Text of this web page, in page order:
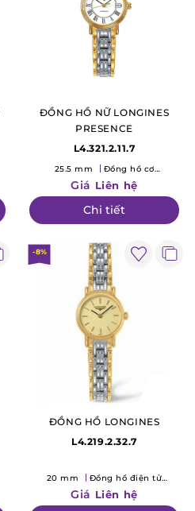
ĐỒNG HỒ NỮ LONGINES
PRESENCE
L4.321.2.11.7
25.5 mm
Đồng hồ cơ
(Mechanical)
Giá Liên hệ
Chi tiết
-8%
ĐỒNG HỒ LONGINES
L4.219.2.32.7
20 mm
Đồng hồ điện tử
(Quartz)
Giá Liên hệ